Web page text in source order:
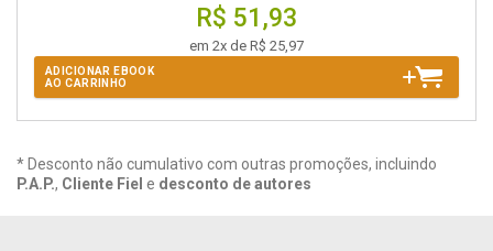
R$ 51,93
em 2x de R$ 25,97
ADICIONAR EBOOK
AO CARRINHO
* Desconto não cumulativo com outras promoções, incluindo
P.A.P., Cliente Fiel e desconto de autores